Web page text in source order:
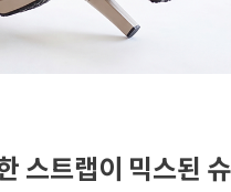
스트랩이 믹스된 슈